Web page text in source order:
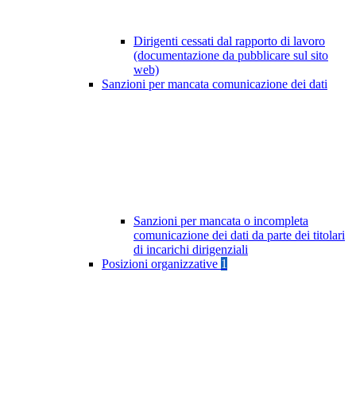
Dirigenti cessati dal rapporto di lavoro
(documentazione da pubblicare sul sito
web)
Sanzioni per mancata comunicazione dei dati
Sanzioni per mancata o incompleta
comunicazione dei dati da parte dei titolari
di incarichi dirigenziali
Posizioni organizzative 1